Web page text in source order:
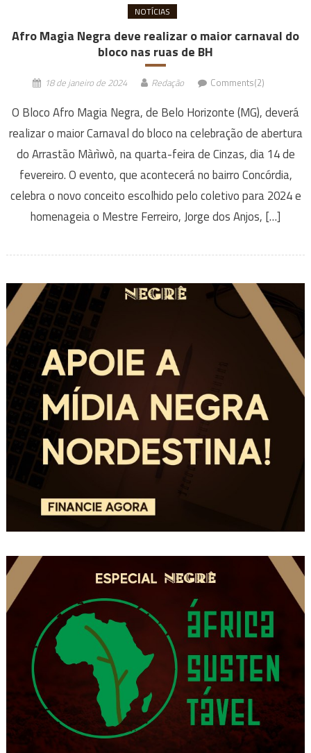
NOTÍCIAS
Afro Magia Negra deve realizar o maior carnaval do
bloco nas ruas de BH
18 de janeiro de 2024 Redação Comments(2)
O Bloco Afro Magia Negra, de Belo Horizonte (MG), deverá
realizar o maior Carnaval do bloco na celebração de abertura
do Arrastão Màrìwò, na quarta-feira de Cinzas, dia 14 de
fevereiro. O evento, que acontecerá no bairro Concórdia,
celebra o novo conceito escolhido pelo coletivo para 2024 e
homenageia o Mestre Ferreiro, Jorge dos Anjos, […]